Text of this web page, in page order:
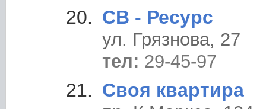
СВ - Ресурс
ул. Грязнова, 27
тел: 29-45-97
Своя квартира